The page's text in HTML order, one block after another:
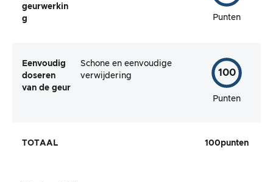
geurwerkin
g
Punten
Eenvoudig
doseren
van de geur
Schone en eenvoudige
verwijdering
100
Punten
TOTAAL 100punten